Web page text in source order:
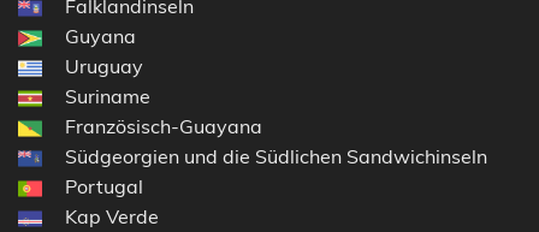
Falklandinseln
Guyana
Uruguay
Suriname
Französisch-Guayana
Südgeorgien und die Südlichen Sandwichinseln
Portugal
Kap Verde